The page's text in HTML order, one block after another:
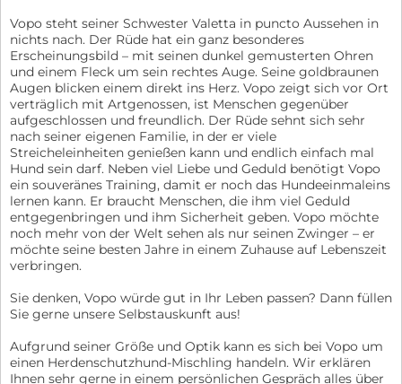
Vopo steht seiner Schwester Valetta in puncto Aussehen in
nichts nach. Der Rüde hat ein ganz besonderes
Erscheinungsbild – mit seinen dunkel gemusterten Ohren
und einem Fleck um sein rechtes Auge. Seine goldbraunen
Augen blicken einem direkt ins Herz. Vopo zeigt sich vor Ort
verträglich mit Artgenossen, ist Menschen gegenüber
aufgeschlossen und freundlich. Der Rüde sehnt sich sehr
nach seiner eigenen Familie, in der er viele
Streicheleinheiten genießen kann und endlich einfach mal
Hund sein darf. Neben viel Liebe und Geduld benötigt Vopo
ein souveränes Training, damit er noch das Hundeeinmaleins
lernen kann. Er braucht Menschen, die ihm viel Geduld
entgegenbringen und ihm Sicherheit geben. Vopo möchte
noch mehr von der Welt sehen als nur seinen Zwinger – er
möchte seine besten Jahre in einem Zuhause auf Lebenszeit
verbringen.
Sie denken, Vopo würde gut in Ihr Leben passen? Dann füllen
Sie gerne unsere Selbstauskunft aus!
Aufgrund seiner Größe und Optik kann es sich bei Vopo um
einen Herdenschutzhund-Mischling handeln. Wir erklären
Ihnen sehr gerne in einem persönlichen Gespräch alles über